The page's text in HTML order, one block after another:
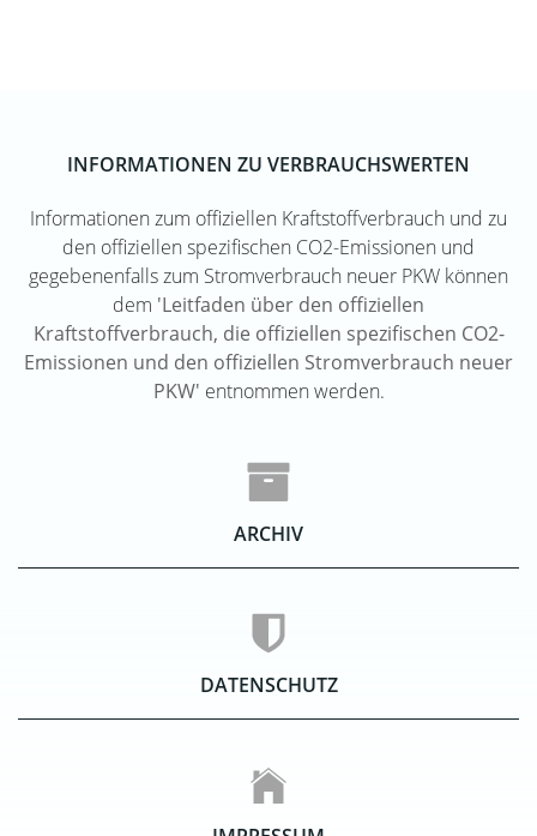
INFORMATIONEN ZU VERBRAUCHSWERTEN
Informationen zum offiziellen Kraftstoffverbrauch und zu
den offiziellen spezifischen CO2-Emissionen und
gegebenenfalls zum Stromverbrauch neuer PKW können
dem 'Leitfaden über den offiziellen
Kraftstoffverbrauch, die offiziellen spezifischen CO2-
Emissionen und den offiziellen Stromverbrauch neuer
PKW' entnommen werden.
ARCHIV
DATENSCHUTZ